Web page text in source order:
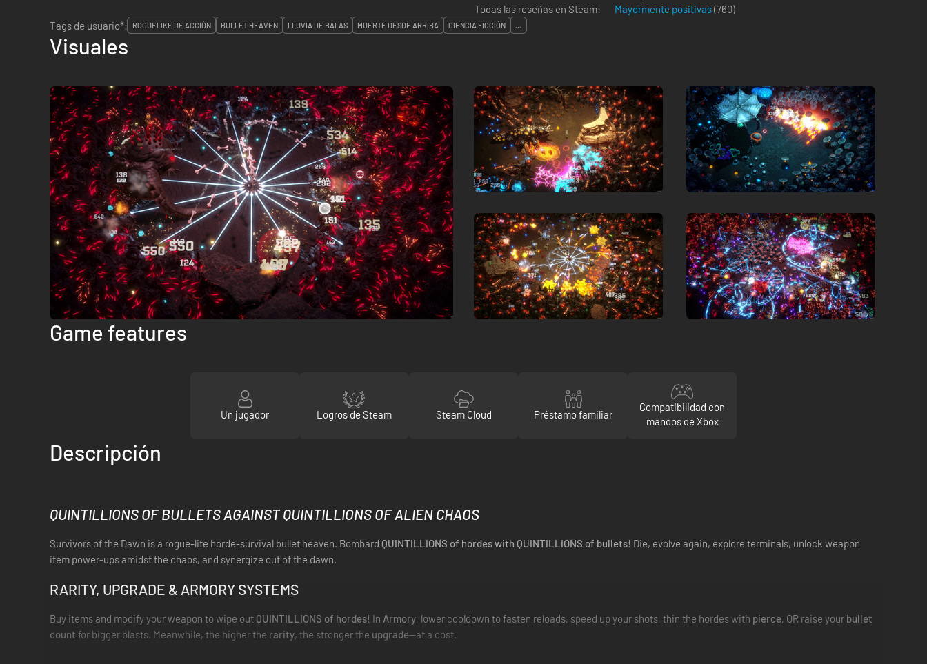
Todas las reseñas en Steam:
Mayormente positivas(760)
Tags de usuario*:
ROGUELIKE DE ACCIÓN BULLET HEAVEN LLUVIA DE BALAS MUERTE DESDE ARRIBA CIENCIA FICCIÓN ...
Visuales
Game features
Un jugador Logros de Steam Steam Cloud Préstamo familiar
Compatibilidad con
mandos de Xbox
Descripción
QUINTILLIONS OF BULLETS AGAINST QUINTILLIONS OF ALIEN CHAOS
Survivors of the Dawn is a rogue-lite horde-survival bullet heaven. Bombard QUINTILLIONS of hordes with QUINTILLIONS of bullets! Die, evolve again, explore terminals, unlock weapon
item power-ups amidst the chaos, and synergize out of the dawn.
RARITY, UPGRADE & ARMORY SYSTEMS
Buy items and modify your weapon to wipe out QUINTILLIONS of hordes! In Armory, lower cooldown to fasten reloads, speed up your shots, thin the hordes with pierce, OR raise your bullet
count for bigger blasts. Meanwhile, the higher the rarity, the stronger the upgrade—at a cost.